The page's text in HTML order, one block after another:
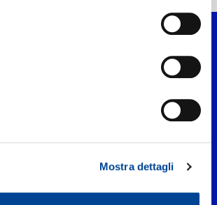
Mostra dettagli
Nervesa, 21 - 20139 Milano